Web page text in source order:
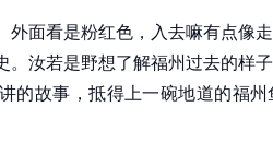
外面看是粉红色，入去嘛有点像
。汝若是野想了解福州过去的样
的故事，抵得上一碗地道的福